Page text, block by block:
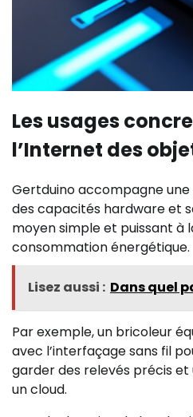
Les usages
l’Internet des
Gertduino accompagne
des capacités hardware et
moyen simple et puissant à
consommation énergétique.
Lisez aussi : Dans quel
Par exemple, un bricoleur
avec l’interfaçage sans fil
garder des relevés précis
un cloud.